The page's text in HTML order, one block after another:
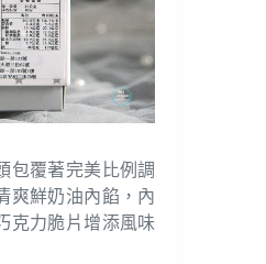
包覆著完美比例調
爽鮮奶油內餡，內
克力脆片增添風味